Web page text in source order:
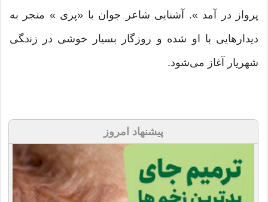
ﭘﺮﻭﺍﺯ ﺩﺭ ﺁﻣﺪ ‏». ﺁﺷﻨﺎﯾﯽ ﺷﺎﻋﺮ ﺟﻮﺍﻥ ﺑﺎ ‏«ﭘﺮﯼ ‏» ﻣﻨﺠﺮ ﺑﻪ
ﺩﯾﺪﺍﺭﻫﺎﯾﯽ ﺑﺎ ﺍﻭ ﺷﺪﻩ ﻭ ﺭﻭﺯﮔﺎﺭ ﺑﺴﯿﺎﺭ ﺧﻮﺷﯽ ﺩﺭ ﺯﻧدﮕﯽ
ﺷﻬﺮﯾﺎﺭ ﺁﻏﺎﺯ ﻣﯽﺷﻮﺩ.
پیشنهاد امروز